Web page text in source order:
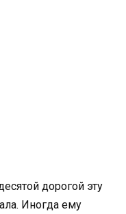
дорогой эту
Иногда ему